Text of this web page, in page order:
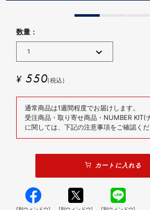
数量 :
¥ 550(税込)
通常商品は1週間程度でお届けします。
受注商品・取り寄せ商品・NUMBER KIT(
に関しては、下記の注意事項をご確認くだ
カートに入れる